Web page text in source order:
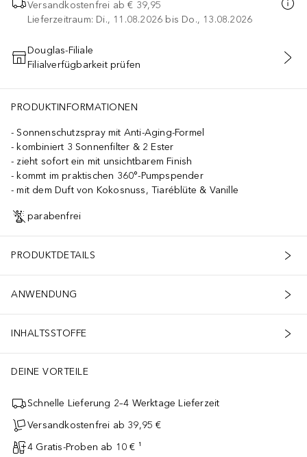
Versandkostenfrei ab € 39,95
Lieferzeitraum: Di., 11.08.2026 bis Do., 13.08.2026
IN DEN WARENKORB
Douglas-Filiale
Filialverfügbarkeit prüfen
PRODUKTINFORMATIONEN
Sonnenschutzspray mit Anti-Aging-Formel
kombiniert 3 Sonnenfilter & 2 Ester
zieht sofort ein mit unsichtbarem Finish
kommt im praktischen 360°-Pumpspender
mit dem Duft von Kokosnuss, Tiaréblüte & Vanille
parabenfrei
PRODUKTDETAILS
ANWENDUNG
INHALTSSTOFFE
DEINE VORTEILE
Schnelle Lieferung 2–4 Werktage Lieferzeit
Versandkostenfrei ab 39,95 €
4 Gratis-Proben ab 10 € ¹